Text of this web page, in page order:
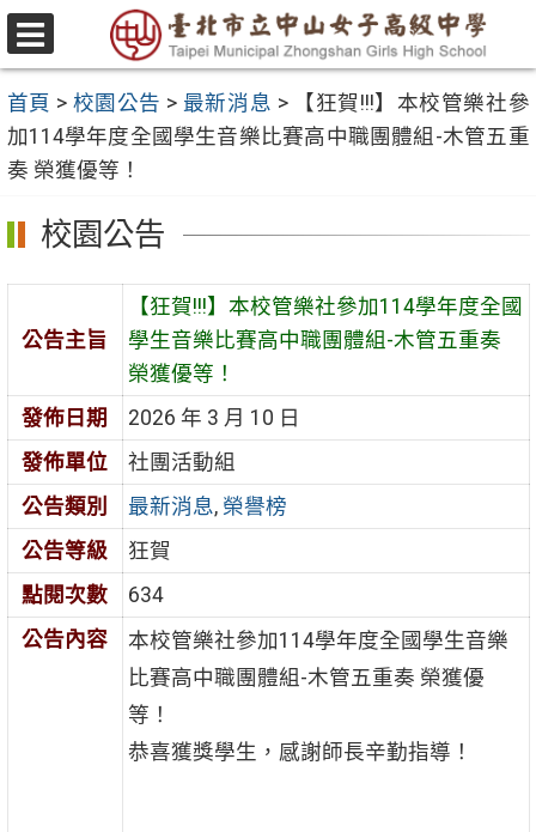
跳
至
要
內
容
區
選
單
首頁 > 校園公告 > 最新消息 >
【狂賀!!!】本校管樂社參
加114學年度全國學生音樂比賽高中職團體組-木管五重
奏 榮獲優等！
校園公告
公告主旨
【狂賀!!!】本校管樂社參加114學年度全國
學生音樂比賽高中職團體組-木管五重奏
榮獲優等！
發佈日期
2026 年 3 月 10 日
發佈單位
社團活動組
公告類別
最新消息, 榮譽榜
公告等級
狂賀
點閱次數
634
公告內容
本校管樂社參加114學年度全國學生音樂
比賽高中職團體組-木管五重奏 榮獲優
等！
恭喜獲獎學生，感謝師長辛勤指導！